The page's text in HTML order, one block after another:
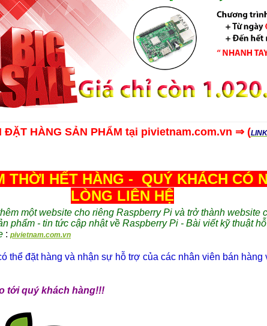
ĐẶT HÀNG SẢN PHẨM tại pivietnam.com.vn ⇒ (
THỜI HẾT HÀNG - QUÝ KHÁCH CÓ
LÒNG LIÊN HỆ
một website cho riêng Raspberry Pi và trở thành website
phẩm - tin tức cập nhật về Raspberry Pi - Bài viết kỹ thuật
: pivietnam.com.vn
thể đặt hàng và nhận sự hỗ trợ của các nhân viên bán hàng
tới quý khách hàng!!!